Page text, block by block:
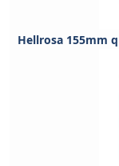
Hellrosa 155mm